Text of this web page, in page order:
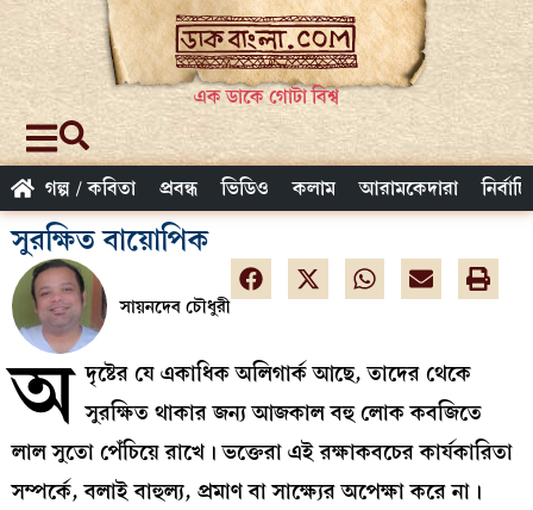
এক ডাকে গোটা বিশ্ব
গল্প / কবিতা প্রবন্ধ ভিডিও কলাম আরামকেদারা
সুরক্ষিত বায়োপিক
সায়নদেব চৌধুরী
অ দৃষ্টের যে একাধিক অলিগার্ক আছে, তাদের থেকে
সুরক্ষিত থাকার জন্য আজকাল বহু লোক কবজিতে
লাল সুতো পেঁচিয়ে রাখে। ভক্তেরা এই রক্ষাকবচের কার্যকারিতা
সম্পর্কে, বলাই বাহুল্য, প্রমাণ বা সাক্ষ্যের অপেক্ষা করে না।